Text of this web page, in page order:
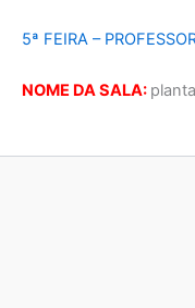
5ª FEIRA –
NOME DA SALA: